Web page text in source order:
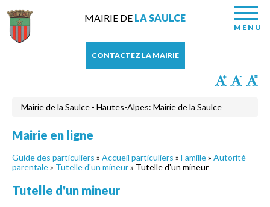
MAIRIE DE LA SAULCE
MENU
CONTACTEZ LA MAIRIE
Mairie de la Saulce - Hautes-Alpes: Mairie de la Saulce
Mairie en ligne
Guide des particuliers » Accueil particuliers » Famille» Autorité
parentale» Tutelle d'un mineur» Tutelle d'un mineur
Tutelle d'un mineur